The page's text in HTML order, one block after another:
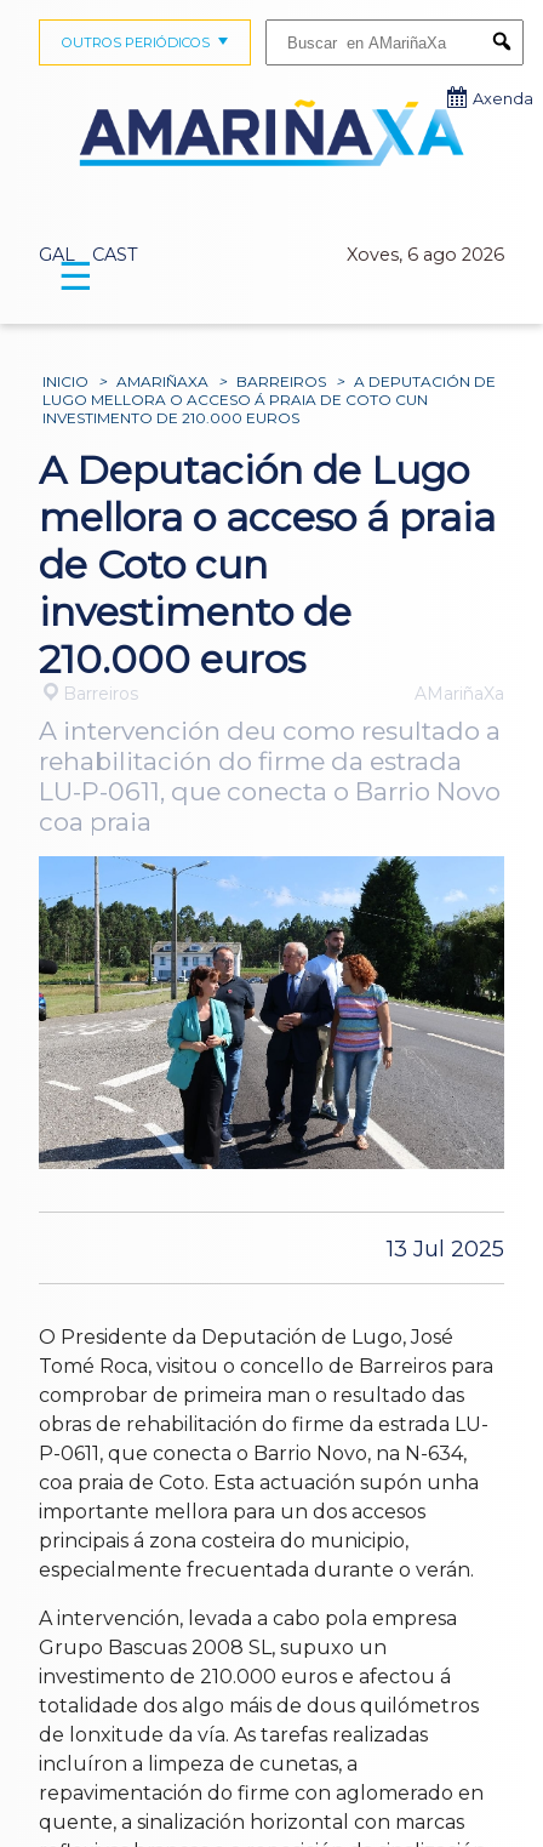
GAL CAST Xoves, 6 ago 2026
OUTROS PERIÓDICOS
Axenda
☰
INICIO > AMARIÑAXA > BARREIROS > A DEPUTACIÓN DE
LUGO MELLORA O ACCESO Á PRAIA DE COTO CUN
INVESTIMENTO DE 210.000 EUROS
A Deputación de Lugo
mellora o acceso á praia
de Coto cun
investimento de
210.000 euros
Barreiros AMariñaXa
A intervención deu como resultado a
rehabilitación do firme da estrada
LU-P-0611, que conecta o Barrio Novo
coa praia
13 Jul 2025
O Presidente da Deputación de Lugo, José
Tomé Roca, visitou o concello de Barreiros para
comprobar de primeira man o resultado das
obras de rehabilitación do firme da estrada LU-
P-0611, que conecta o Barrio Novo, na N-634,
coa praia de Coto. Esta actuación supón unha
importante mellora para un dos accesos
principais á zona costeira do municipio,
especialmente frecuentada durante o verán.
A intervención, levada a cabo pola empresa
Grupo Bascuas 2008 SL, supuxo un
investimento de 210.000 euros e afectou á
totalidade dos algo máis de dous quilómetros
de lonxitude da vía. As tarefas realizadas
incluíron a limpeza de cunetas, a
repavimentación do firme con aglomerado en
quente, a sinalización horizontal con marcas